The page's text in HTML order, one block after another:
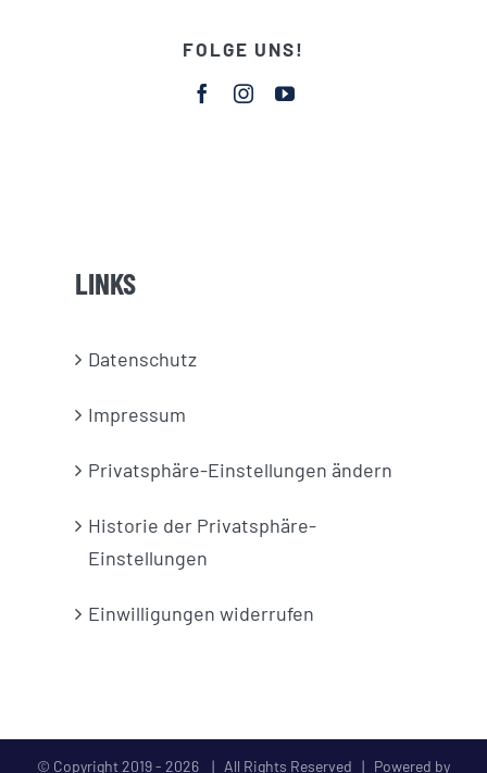
FOLGE UNS!
LINKS
Datenschutz
Impressum
Privatsphäre-Einstellungen ändern
Historie der Privatsphäre-
Einstellungen
Einwilligungen widerrufen
© Copyright 2019 - 2026 | All Rights Reserved | Powered by